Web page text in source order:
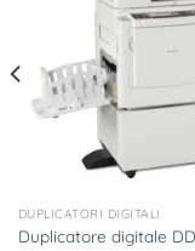
DUPLICATORI DIGITALI
Duplicatore digitale